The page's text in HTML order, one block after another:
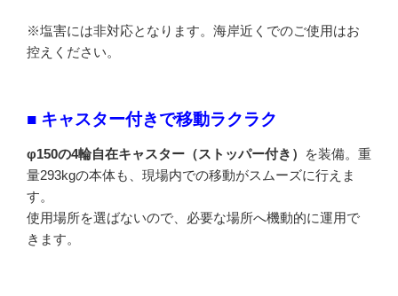
※塩害には非対応となります。海岸近くでのご使用はお
控えください。
■ キャスター付きで移動ラクラク
φ150の4輪自在キャスター（ストッパー付き）
を装備。重
量293kgの本体も、現場内での移動がスムーズに行えま
す。
使用場所を選ばないので、必要な場所へ機動的に運用で
きます。